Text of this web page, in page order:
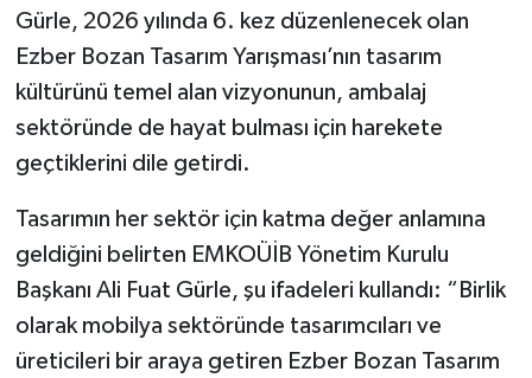
Gürle, 2026 yılında 6. kez düzenlenecek olan
Ezber Bozan Tasarım Yarışması’nın tasarım
kültürünü temel alan vizyonunun, ambalaj
sektöründe de hayat bulması için harekete
geçtiklerini dile getirdi.
Tasarımın her sektör için katma değer anlamına
geldiğini belirten EMKOÜİB Yönetim Kurulu
Başkanı Ali Fuat Gürle, şu ifadeleri kullandı: “Birlik
olarak mobilya sektöründe tasarımcıları ve
üreticileri bir araya getiren Ezber Bozan Tasarım